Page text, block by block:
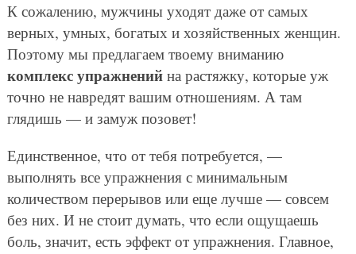
К сожалению, мужчины уходят даже от самых
верных, умных, богатых и хозяйственных женщин.
Поэтому мы предлагаем твоему вниманию
комплекс упражненийна растяжку, которые уж
точно не навредят вашим отношениям. А там
глядишь — и замуж позовет!
Единственное, что от тебя потребуется, —
выполнять все упражнения с минимальным
количеством перерывов или еще лучше — совсем
без них. И не стоит думать, что если ощущаешь
боль, значит, есть эффект от упражнения. Главное,